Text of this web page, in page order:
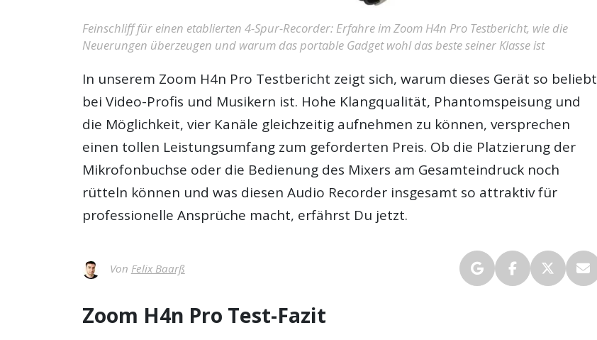
Feinschliff für einen etablierten 4-Spur-Recorder: Erfahre im Zoom H4n Pro Testbericht, wie die
Neuerungen überzeugen und warum das portable Gadget wohl das beste seiner Klasse ist
In unserem Zoom H4n Pro Testbericht zeigt sich, warum dieses Gerät so beliebt
bei Video-Profis und Musikern ist. Hohe Klangqualität, Phantomspeisung und
die Möglichkeit, vier Kanäle gleichzeitig aufnehmen zu können, versprechen
einen tollen Leistungsumfang zum geforderten Preis. Ob die Platzierung der
Mikrofonbuchse oder die Bedienung des Mixers am Gesamteindruck noch
rütteln können und was diesen Audio Recorder insgesamt so attraktiv für
professionelle Ansprüche macht, erfährst Du jetzt.
Von Felix Baarß
Zoom H4n Pro Test-Fazit